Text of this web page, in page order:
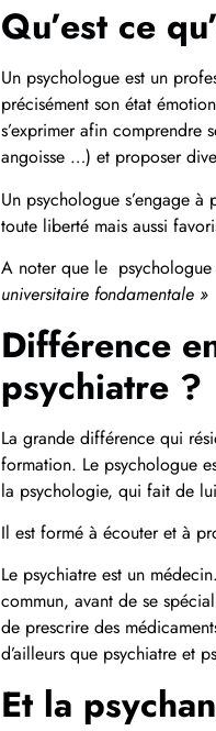
Qu’est ce
Un psychologue est un
précisément son état
s’exprimer afin comprendre
angoisse …) et proposer
Un psychologue s’engage
toute liberté mais aussi
A noter que le psychologue
universitaire fondamentale »
Différence
psychiatre ?
La grande différence qui
formation. Le psychologue
la psychologie, qui fait de
Il est formé à écouter et à
Le psychiatre est un
commun, avant de se
de prescrire des
d’ailleurs que psychiatre et
Et la